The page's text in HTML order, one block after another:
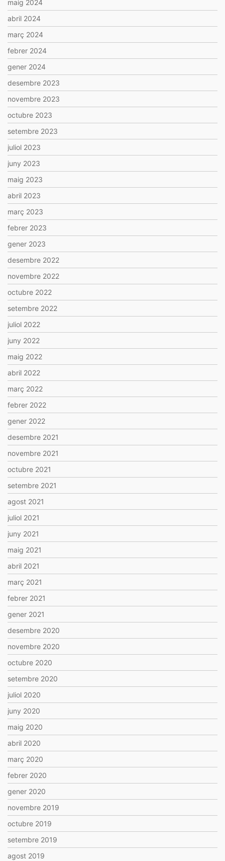
maig 2024
abril 2024
març 2024
febrer 2024
gener 2024
desembre 2023
novembre 2023
octubre 2023
setembre 2023
juliol 2023
juny 2023
maig 2023
abril 2023
març 2023
febrer 2023
gener 2023
desembre 2022
novembre 2022
octubre 2022
setembre 2022
juliol 2022
juny 2022
maig 2022
abril 2022
març 2022
febrer 2022
gener 2022
desembre 2021
novembre 2021
octubre 2021
setembre 2021
agost 2021
juliol 2021
juny 2021
maig 2021
abril 2021
març 2021
febrer 2021
gener 2021
desembre 2020
novembre 2020
octubre 2020
setembre 2020
juliol 2020
juny 2020
maig 2020
abril 2020
març 2020
febrer 2020
gener 2020
novembre 2019
octubre 2019
setembre 2019
agost 2019